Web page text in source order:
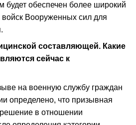
будет обеспечен более широкий
Вооруженных сил для
составляющей. Какие
сейчас к
на военную службу граждан
определено, что призывная
в отношении